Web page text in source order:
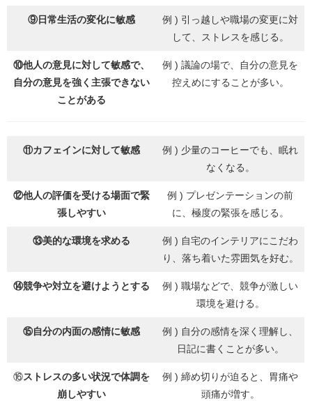
⑨日常生活の変化に敏感
例 ) 引っ越しや職場の変更に対
して、ストレスを感じる。
⑩他人の意見に対して敏感で、
自分の意見を強く主張できない
ことがある
例 ) 議論の場で、自分の意見を
控えめにすることが多い。
⑪カフェインに対して敏感
例 ) 少量のコーヒーでも、眠れ
なくなる。
⑫他人の評価を受ける場面で緊
張しやすい
例 ) プレゼンテーションの前
に、極度の緊張を感じる。
⑬美的な環境を求める
例 ) 自宅のインテリアにこだわ
り、落ち着いた雰囲気を好む。
⑭競争や対立を避けようとする
例 ) 職場などで、競争が激しい
環境を避ける。
⑮自分の内面の感情に敏感
例 ) 自分の感情を深く理解し、
日記に書くことが多い。
⑯ストレスの多い状況で体調を
崩しやすい
例 ) 締め切りが迫ると、胃痛や
頭痛が増す。